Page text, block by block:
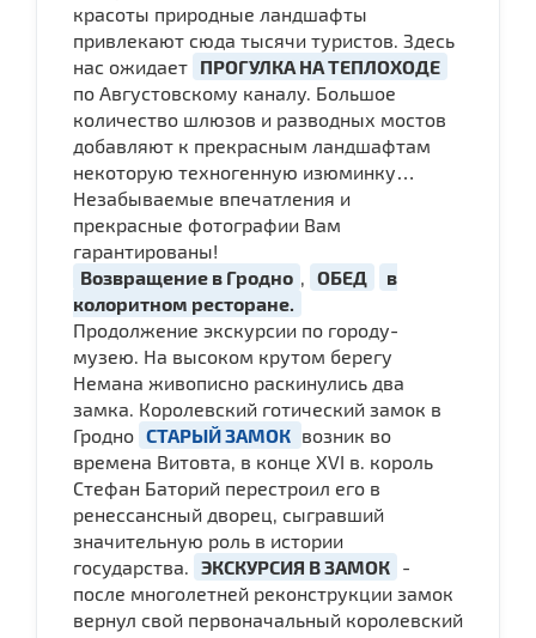
красоты природные ландшафты
привлекают сюда тысячи туристов. Здесь
нас ожидает ПРОГУЛКА НА ТЕПЛОХОДЕ
по Августовскому каналу. Большое
количество шлюзов и разводных мостов
добавляют к прекрасным ландшафтам
некоторую техногенную изюминку…
Незабываемые впечатления и
прекрасные фотографии Вам
гарантированы!
Возвращение в Гродно
ОБЕД
в
колоритном ресторане.
Продолжение экскурсии по городу-
музею. На высоком крутом берегу
Немана живописно раскинулись два
замка. Королевский готический замок в
Гродно СТАРЫЙ ЗАМОК возник во
времена Витовта, в конце XVI в. король
Стефан Баторий перестроил его в
ренессансный дворец, сыгравший
значительную роль в истории
государства.
ЭКСКУРСИЯ В ЗАМОК -
после многолетней реконструкции замок
вернул свой первоначальный королевский